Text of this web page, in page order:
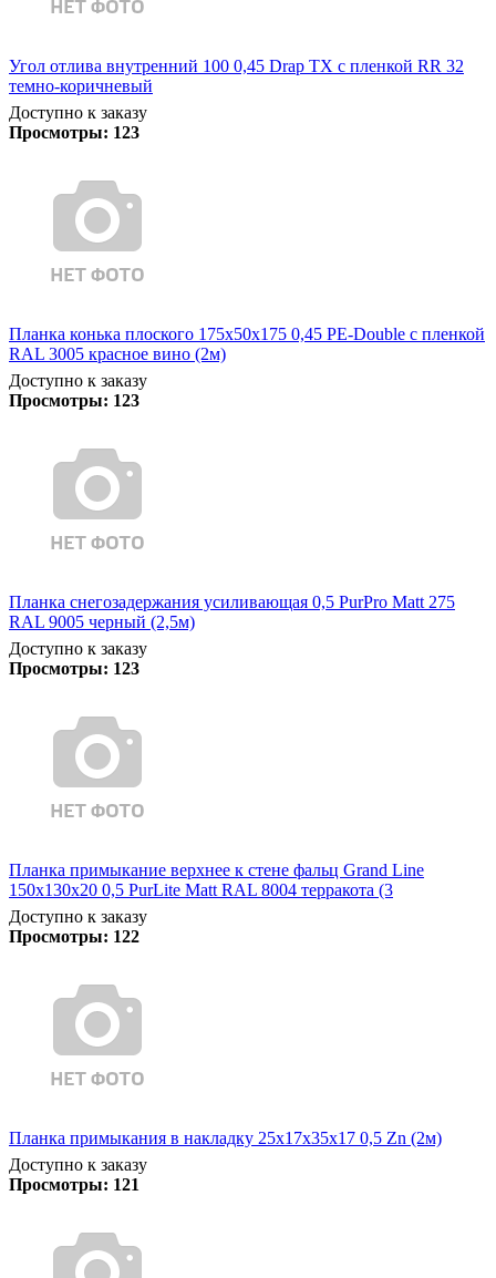
Угол отлива внутренний 100 0,45 Drap TX с пленкой RR 32
темно-коричневый
Доступно к заказу
Просмотры: 123
Планка конька плоского 175х50х175 0,45 PE-Double с пленкой
RAL 3005 красное вино (2м)
Доступно к заказу
Просмотры: 123
Планка снегозадержания усиливающая 0,5 PurPro Matt 275
RAL 9005 черный (2,5м)
Доступно к заказу
Просмотры: 123
Планка примыкание верхнее к стене фальц Grand Line
150х130х20 0,5 PurLite Matt RAL 8004 терракота (3
Доступно к заказу
Просмотры: 122
Планка примыкания в накладку 25х17х35х17 0,5 Zn (2м)
Доступно к заказу
Просмотры: 121